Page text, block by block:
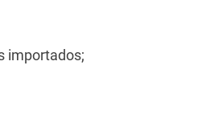
importados;